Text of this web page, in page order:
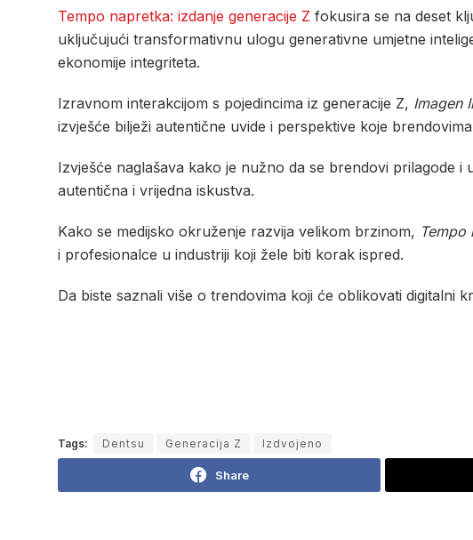
Tempo napretka: izdanje generacije Z fokusira se na deset
uključujući transformativnu ulogu generativne umjetne
ekonomije integriteta.
Izravnom interakcijom s pojedincima iz generacije Z, Imagen
izvješće bilježi autentične uvide i perspektive koje
Izvješće naglašava kako je nužno da se brendovi prilagode
autentična i vrijedna iskustva.
Kako se medijsko okruženje razvija velikom brzinom, Tempo
i profesionalce u industriji koji žele biti korak ispred.
Da biste saznali više o trendovima koji će oblikovati digitalni
Tags: Dentsu Generacija Z Izdvojeno
Share